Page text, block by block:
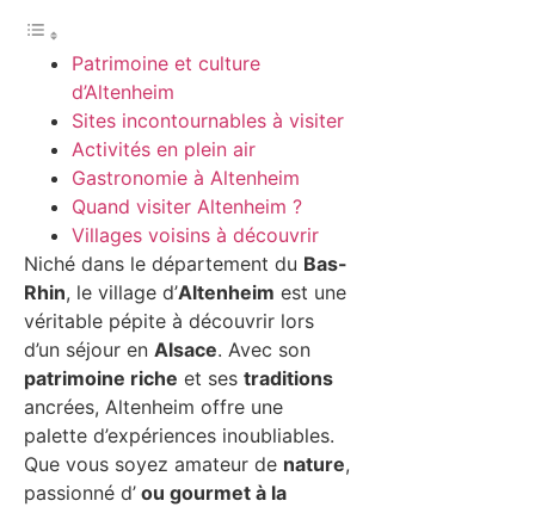
Patrimoine et culture
d’Altenheim
Sites incontournables à visiter
Activités en plein air
Gastronomie à Altenheim
Quand visiter Altenheim ?
Villages voisins à découvrir
Niché dans le département du Bas-
Rhin, le village d’Altenheim est une
véritable pépite à découvrir lors
d’un séjour en Alsace. Avec son
patrimoine riche et ses traditions
ancrées, Altenheim offre une
palette d’expériences inoubliables.
Que vous soyez amateur de nature,
passionné d’ ou gourmet à la